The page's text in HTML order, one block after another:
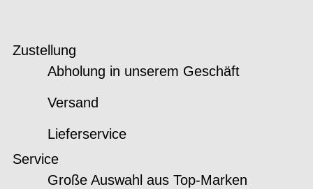
Zustellung
Abholung in unserem Geschäft
Versand
Lieferservice
Service
Große Auswahl aus Top-Marken